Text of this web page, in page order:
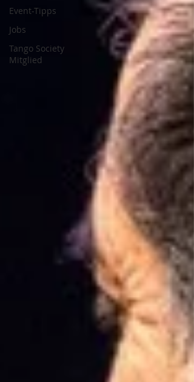
Event-Tipps
Jobs
Tango Society
Mitglied